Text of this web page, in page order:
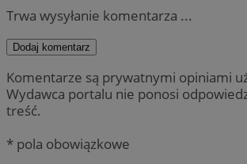
Trwa wysyłanie komentarza ...
Dodaj komentarz
Komentarze są prywatnymi opiniami
Wydawca portalu nie ponosi
treść.
* pola obowiązkowe